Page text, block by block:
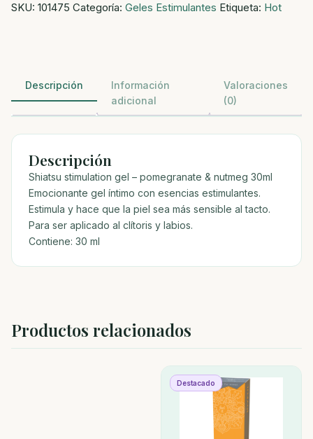
granada
cantidad
SKU: 101475 Categoría: Geles Estimulantes Etiqueta: Hot
Descripción
Información
adicional
Valoraciones
(0)
Descripción
Shiatsu stimulation gel – pomegranate & nutmeg 30ml
Emocionante gel íntimo con esencias estimulantes.
Estimula y hace que la piel sea más sensible al tacto.
Para ser aplicado al clítoris y labios.
Contiene: 30 ml
Productos relacionados
Destacado